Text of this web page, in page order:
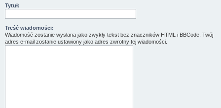
Tytuł:
Treść wiadomości:
Wiadomość zostanie wysłana jako zwykły tekst bez znaczników HTML i BBCode. Twój
adres e-mail zostanie ustawiony jako adres zwrotny tej wiadomości.